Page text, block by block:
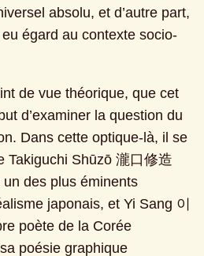
absolu, et d’autre part,
égard au contexte socio-
de vue théorique, que cet
d’examiner la question du
Dans cette optique-là, il se
Takiguchi Shūzō 瀧口修造
des plus éminents
japonais, et Yi Sang 이
poète de la Corée
poésie graphique